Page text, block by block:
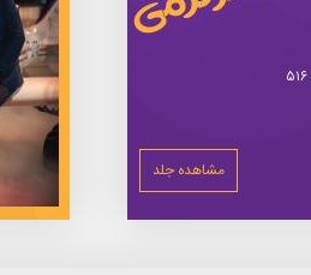
مشاهده جلد